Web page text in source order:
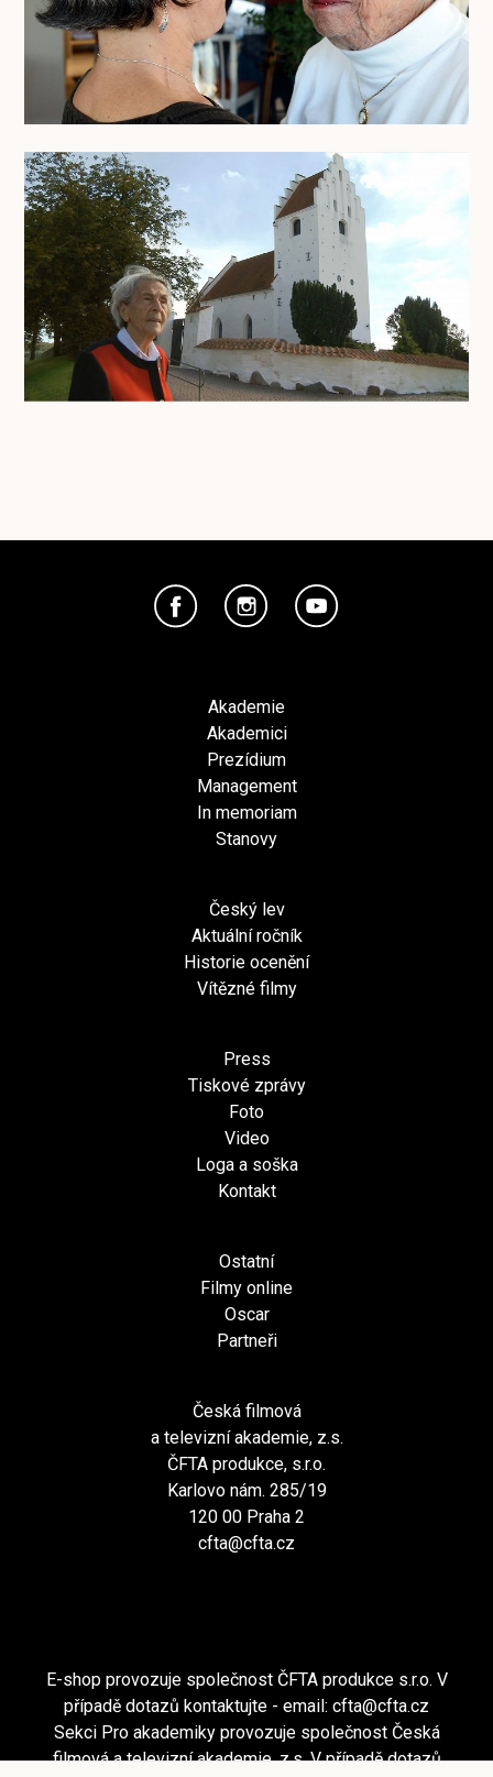
Akademie
Akademici
Prezídium
Management
In memoriam
Stanovy
Český lev
Aktuální ročník
Historie ocenění
Vítězné filmy
Press
Tiskové zprávy
Foto
Video
Loga a soška
Kontakt
Ostatní
Filmy online
Oscar
Partneři
Česká filmová
a televizní akademie, z.s.
ČFTA produkce, s.r.o.
Karlovo nám. 285/19
120 00 Praha 2
cfta@cfta.cz
E-shop provozuje společnost ČFTA produkce s.r.o. V
případě dotazů kontaktujte - email: cfta@cfta.cz
Sekci Pro akademiky provozuje společnost Česká
filmová a televizní akademie, z.s. V případě dotazů